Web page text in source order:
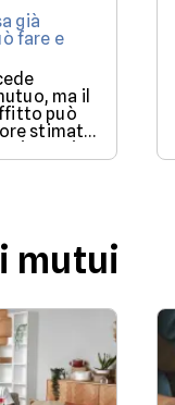
già
fare e
ma il
può
stimato
sui tempi
la
mutui